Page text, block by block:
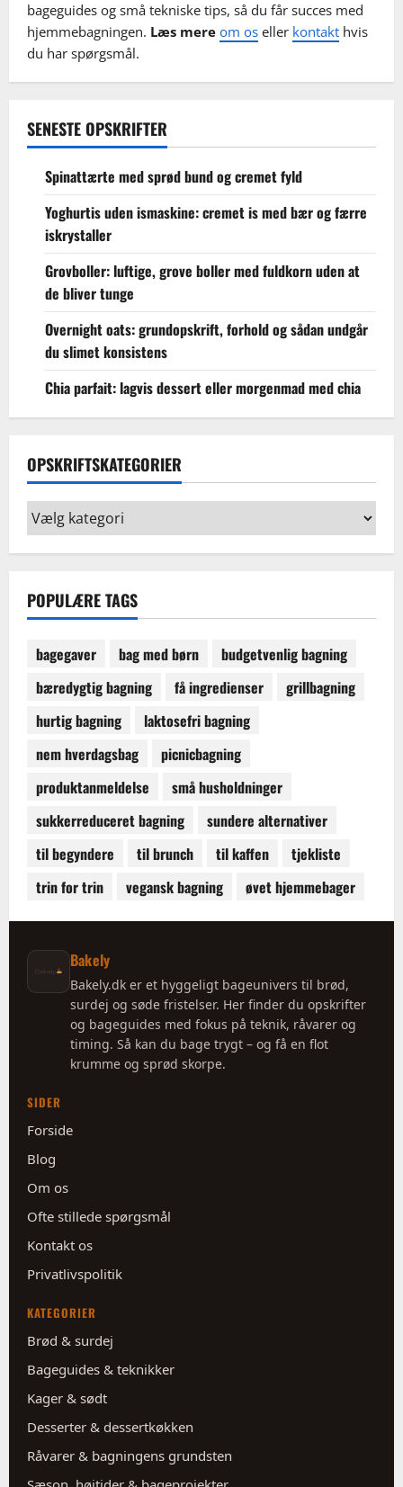
bageguides og små tekniske tips, så du får succes med
hjemmebagningen. Læs mere om os eller kontakt hvis
du har spørgsmål.
SENESTE OPSKRIFTER
Spinattærte med sprød bund og cremet fyld
Yoghurtis uden ismaskine: cremet is med bær og færre
iskrystaller
Grovboller: luftige, grove boller med fuldkorn uden at
de bliver tunge
Overnight oats: grundopskrift, forhold og sådan undgår
du slimet konsistens
Chia parfait: lagvis dessert eller morgenmad med chia
OPSKRIFTSKATEGORIER
Opskriftskategorier
POPULÆRE TAGS
bagegaver bag med børn
budgetvenlig bagning
bæredygtig bagning
få ingredienser
grillbagning
hurtig bagning
laktosefri bagning
nem hverdagsbag
picnicbagning
produktanmeldelse
små husholdninger
sukkerreduceret bagning
sundere alternativer
til begyndere
til brunch til kaffen
tjekliste
trin for trin
vegansk bagning øvet hjemmebager
Bakely
Bakely.dk er et hyggeligt bageunivers til brød,
surdej og søde fristelser. Her finder du opskrifter
og bageguides med fokus på teknik, råvarer og
timing. Så kan du bage trygt – og få en flot
krumme og sprød skorpe.
SIDER
Forside
Blog
Om os
Ofte stillede spørgsmål
Kontakt os
Privatlivspolitik
KATEGORIER
Brød & surdej
Bageguides & teknikker
Kager & sødt
Desserter & dessertkøkken
Råvarer & bagningens grundsten